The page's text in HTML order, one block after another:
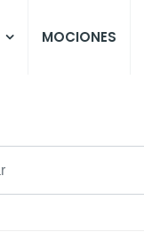
MOCIONES